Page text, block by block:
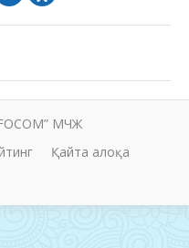
МЧЖ
Қайта алоқа